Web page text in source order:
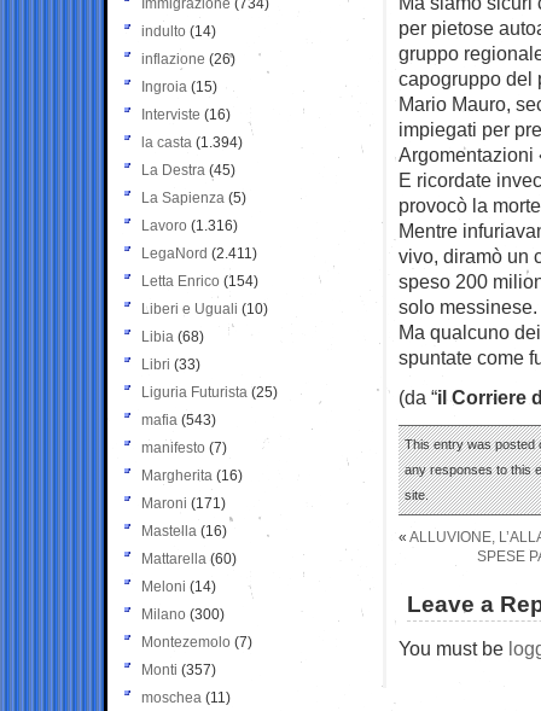
per pietose
gruppo
capogruppo del
Mario Mauro,
impiegati per
Argomentazioni
E ricordate
provocò la
Mentre
vivo, diramò un
speso 200
solo messinese.
Ma qualcuno
spuntate come
(da “il Corriere
This entry was posted
any responses to this
site.
« ALLUVIONE,
SPESE
Leave a
You must be
Immigrazione (734)
indulto (14)
inflazione (26)
Ingroia (15)
Interviste (16)
la casta (1.394)
La Destra (45)
La Sapienza (5)
Lavoro (1.316)
LegaNord (2.411)
Letta Enrico (154)
Liberi e Uguali (10)
Libia (68)
Libri (33)
Liguria Futurista (25)
mafia (543)
manifesto (7)
Margherita (16)
Maroni (171)
Mastella (16)
Mattarella (60)
Meloni (14)
Milano (300)
Montezemolo (7)
Monti (357)
moschea (11)